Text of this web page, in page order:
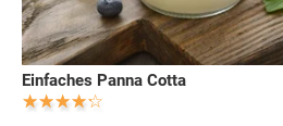
Einfaches Panna Cotta